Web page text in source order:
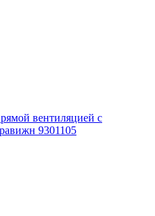
вентиляцией с
9301105